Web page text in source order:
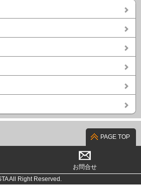
PAGE TOP
お問合せ
All Right Reserved.